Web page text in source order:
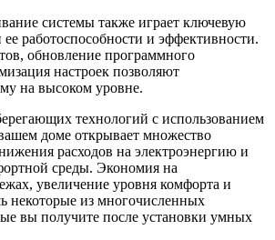
системы также играет ключевую
работоспособности и эффективности.
обновление программного
настроек позволяют
на высоком уровне.
технологий с использованием
доме открывает множество
расходов на электроэнергию и
среды. Экономия на
увеличение уровня комфорта и
некоторые из многочисленных
вы получите после установки умных